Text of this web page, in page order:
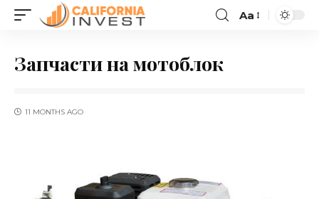
Aa
Запчасти на мотоблок
11 MONTHS AGO